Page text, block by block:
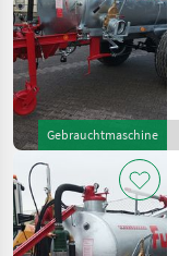
Gebrauchtmaschine